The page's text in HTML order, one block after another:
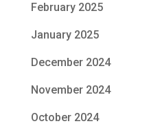
February 2025
January 2025
December 2024
November 2024
October 2024